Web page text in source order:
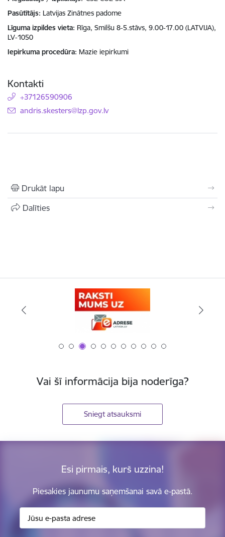
Pasūtītājs Latvijas Zinātnes padome
Līguma izpildes vieta Rīga, Smilšu 8-5.stāvs, 9.00-17.00 (LATVIJA),
LV-1050
Iepirkuma procedūra Mazie iepirkumi
Kontakti
+37126590906
E-pasts:
andris.skesters@lzp.gov.lv
Drukāt lapu
Dalīties
Vai šī informācija bija noderīga?
Sniegt atsauksmi
Esi pirmais, kurš uzzina!
Piesakies jaunumu saņemšanai savā e-pastā.